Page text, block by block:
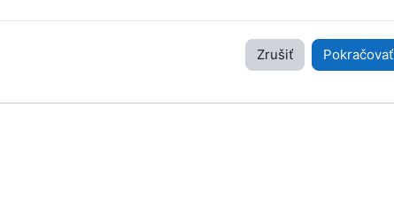
Zrušiť Pokračovať